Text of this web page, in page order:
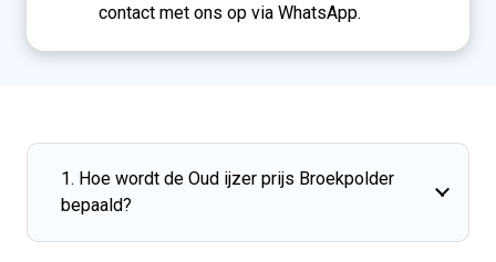
contact met ons op via WhatsApp.
1. Hoe wordt de Oud ijzer prijs Broekpolder
bepaald?